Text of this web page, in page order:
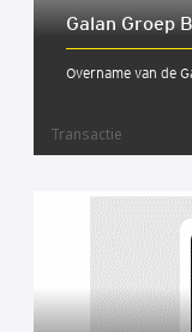
Galan Groep
Overname van de
Transactie